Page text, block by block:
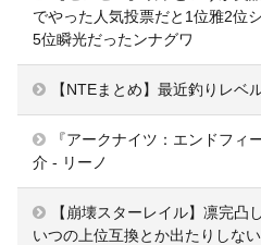
でやった人気投票だと1位雅2位
5位瞬光だったンナグワ
【NTEまとめ】最近釣りレベ
『アークナイツ：エンドフィ
介 - リーノ
【崩壊スターレイル】凛完凸
いつの上位互換とか出たりしな